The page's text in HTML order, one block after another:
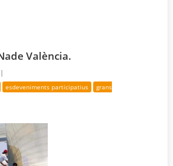
València.
esdeveniments participatius
grans